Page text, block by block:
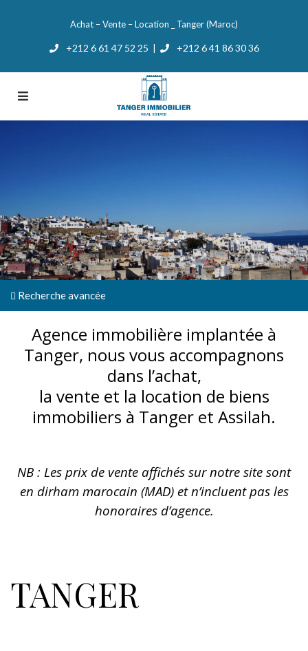
Achat – Vente – Location _ Tanger (Maroc)
+212 6 61 47 52 25 +212 6 41 86 30 36
Recherche avancée
Agence immobilière implantée à
Tanger, nous vous accompagnons
dans l’achat,
la vente et la location de biens
immobiliers à Tanger et Assilah.
NB : Les prix de vente affichés sur notre site sont
en dirham marocain (MAD) et n’incluent pas les
honoraires d’agence.
TANGER